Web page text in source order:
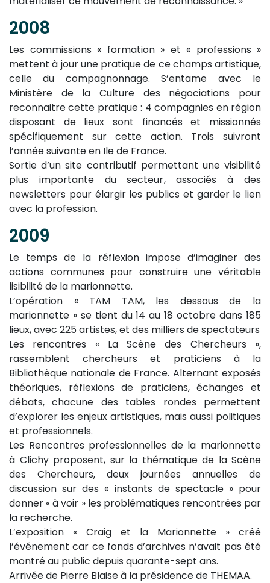
2008
Les commissions « formation » et « professions »
mettent à jour une pratique de ce champs artistique,
celle du compagnonnage. S’entame avec le
Ministère de la Culture des négociations pour
reconnaitre cette pratique : 4 compagnies en région
disposant de lieux sont financés et missionnés
spécifiquement sur cette action. Trois suivront
l’année suivante en Ile de France.
Sortie d’un site contributif permettant une visibilité
plus importante du secteur, associés à des
newsletters pour élargir les publics et garder le lien
avec la profession.
2009
Le temps de la réflexion impose d’imaginer des
actions communes pour construire une véritable
lisibilité de la marionnette.
L’opération « TAM TAM, les dessous de la
marionnette » se tient du 14 au 18 octobre dans 185
lieux, avec 225 artistes, et des milliers de spectateurs
Les rencontres « La Scène des Chercheurs »,
rassemblent chercheurs et praticiens à la
Bibliothèque nationale de France. Alternant exposés
théoriques, réflexions de praticiens, échanges et
débats, chacune des tables rondes permettent
d’explorer les enjeux artistiques, mais aussi politiques
et professionnels.
Les Rencontres professionnelles de la marionnette
à Clichy proposent, sur la thématique de la Scène
des Chercheurs, deux journées annuelles de
discussion sur des « instants de spectacle » pour
donner « à voir » les problématiques rencontrées par
la recherche.
L’exposition « Craig et la Marionnette » créé
l’événement car ce fonds d’archives n’avait pas été
montré au public depuis quarante-sept ans.
Arrivée de Pierre Blaise à la présidence de THEMAA.